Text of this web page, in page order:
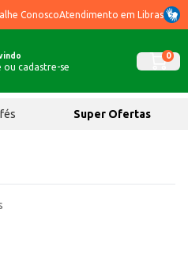
ConoscoAtendimento em Libras
ou cadastre-se
0
Super Ofertas